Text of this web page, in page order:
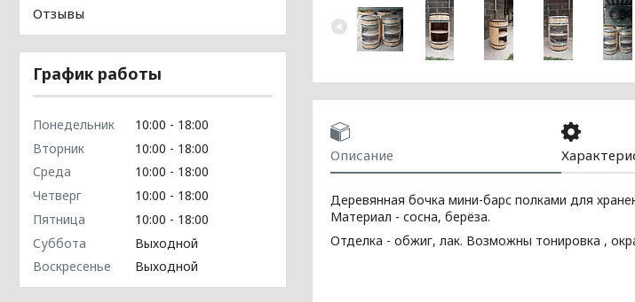
Описание
Деревянная бочка мини-барс полками для
Материал - сосна, берёза.
Отделка - обжиг, лак. Возможны тонировка ,
Отзывы
График работы
Понедельник 10:00
18:00
Вторник
10:00
18:00
Среда
10:00
18:00
Четверг
10:00
18:00
Пятница
10:00
18:00
Суббота
Выходной
Воскресенье
Выходной